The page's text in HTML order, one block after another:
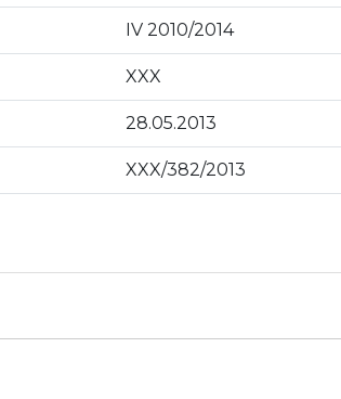
IV 2010/2014
XXX
28.05.2013
XXX/382/2013